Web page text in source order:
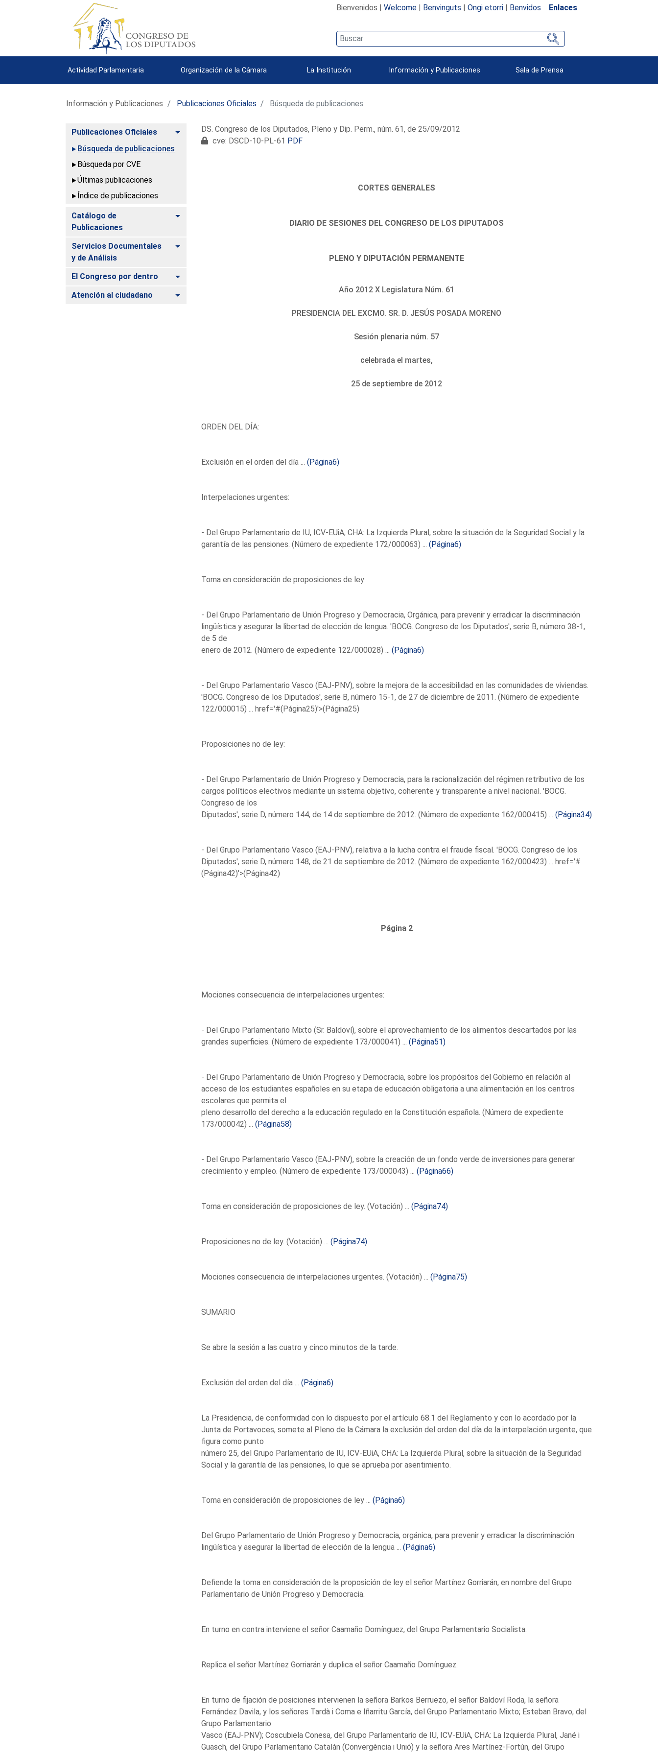
Bienvenidos | Welcome| Benvinguts | Ongi etorri| Benvidos Enlaces
Actividad Parlamentaria Organización de la Cámara La Institución Información y Publicaciones Sala de Prensa
Información y Publicaciones Publicaciones Oficiales Búsqueda de publicaciones
Publicaciones Oficiales
Alternar
Búsqueda de publicaciones
Búsqueda por CVE
Últimas publicaciones
Índice de publicaciones
Catálogo de
Publicaciones
Alternar
Servicios Documentales
y de Análisis
Alternar
El Congreso por dentro Alternar
Atención al ciudadano Alternar
DS. Congreso de los Diputados, Pleno y Dip. Perm., núm. 61, de 25/09/2012
cve: DSCD-10-PL-61 PDF
CORTES GENERALES
DIARIO DE SESIONES DEL CONGRESO DE LOS DIPUTADOS
PLENO Y DIPUTACIÓN PERMANENTE
Año 2012 X Legislatura Núm. 61
PRESIDENCIA DEL EXCMO. SR. D. JESÚS POSADA MORENO
Sesión plenaria núm. 57
celebrada el martes,
25 de septiembre de 2012
ORDEN DEL DÍA:
Exclusión en el orden del día ... (Página6)
Interpelaciones urgentes:
- Del Grupo Parlamentario de IU, ICV-EUiA, CHA: La Izquierda Plural, sobre la situación de la Seguridad Social y la
garantía de las pensiones. (Número de expediente 172/000063) ... (Página6)
Toma en consideración de proposiciones de ley:
- Del Grupo Parlamentario de Unión Progreso y Democracia, Orgánica, para prevenir y erradicar la discriminación
lingüística y asegurar la libertad de elección de lengua. 'BOCG. Congreso de los Diputados', serie B, número 38-1,
de 5 de
enero de 2012. (Número de expediente 122/000028) ... (Página6)
- Del Grupo Parlamentario Vasco (EAJ-PNV), sobre la mejora de la accesibilidad en las comunidades de viviendas.
'BOCG. Congreso de los Diputados', serie B, número 15-1, de 27 de diciembre de 2011. (Número de expediente
122/000015) ... href='#(Página25)'>(Página25)
Proposiciones no de ley:
- Del Grupo Parlamentario de Unión Progreso y Democracia, para la racionalización del régimen retributivo de los
cargos políticos electivos mediante un sistema objetivo, coherente y transparente a nivel nacional. 'BOCG.
Congreso de los
Diputados', serie D, número 144, de 14 de septiembre de 2012. (Número de expediente 162/000415) ... (Página34)
- Del Grupo Parlamentario Vasco (EAJ-PNV), relativa a la lucha contra el fraude fiscal. 'BOCG. Congreso de los
Diputados', serie D, número 148, de 21 de septiembre de 2012. (Número de expediente 162/000423) ... href='#
(Página42)'>(Página42)
Página 2
Mociones consecuencia de interpelaciones urgentes:
- Del Grupo Parlamentario Mixto (Sr. Baldoví), sobre el aprovechamiento de los alimentos descartados por las
grandes superficies. (Número de expediente 173/000041) ... (Página51)
- Del Grupo Parlamentario de Unión Progreso y Democracia, sobre los propósitos del Gobierno en relación al
acceso de los estudiantes españoles en su etapa de educación obligatoria a una alimentación en los centros
escolares que permita el
pleno desarrollo del derecho a la educación regulado en la Constitución española. (Número de expediente
173/000042) ... (Página58)
- Del Grupo Parlamentario Vasco (EAJ-PNV), sobre la creación de un fondo verde de inversiones para generar
crecimiento y empleo. (Número de expediente 173/000043) ... (Página66)
Toma en consideración de proposiciones de ley. (Votación) ... (Página74)
Proposiciones no de ley. (Votación) ... (Página74)
Mociones consecuencia de interpelaciones urgentes. (Votación) ... (Página75)
SUMARIO
Se abre la sesión a las cuatro y cinco minutos de la tarde.
Exclusión del orden del día ... (Página6)
La Presidencia, de conformidad con lo dispuesto por el artículo 68.1 del Reglamento y con lo acordado por la
Junta de Portavoces, somete al Pleno de la Cámara la exclusión del orden del día de la interpelación urgente, que
figura como punto
número 25, del Grupo Parlamentario de IU, ICV-EUiA, CHA: La Izquierda Plural, sobre la situación de la Seguridad
Social y la garantía de las pensiones, lo que se aprueba por asentimiento.
Toma en consideración de proposiciones de ley ... (Página6)
Del Grupo Parlamentario de Unión Progreso y Democracia, orgánica, para prevenir y erradicar la discriminación
lingüística y asegurar la libertad de elección de la lengua ... (Página6)
Defiende la toma en consideración de la proposición de ley el señor Martínez Gorriarán, en nombre del Grupo
Parlamentario de Unión Progreso y Democracia.
En turno en contra interviene el señor Caamaño Domínguez, del Grupo Parlamentario Socialista.
Replica el señor Martínez Gorriarán y duplica el señor Caamaño Domínguez.
En turno de fijación de posiciones intervienen la señora Barkos Berruezo, el señor Baldoví Roda, la señora
Fernández Davila, y los señores Tardà i Coma e Iñarritu García, del Grupo Parlamentario Mixto; Esteban Bravo, del
Grupo Parlamentario
Vasco (EAJ-PNV); Coscubiela Conesa, del Grupo Parlamentario de IU, ICV-EUiA, CHA: La Izquierda Plural, Jané i
Guasch, del Grupo Parlamentario Catalán (Convergència i Unió) y la señora Ares Martínez-Fortún, del Grupo